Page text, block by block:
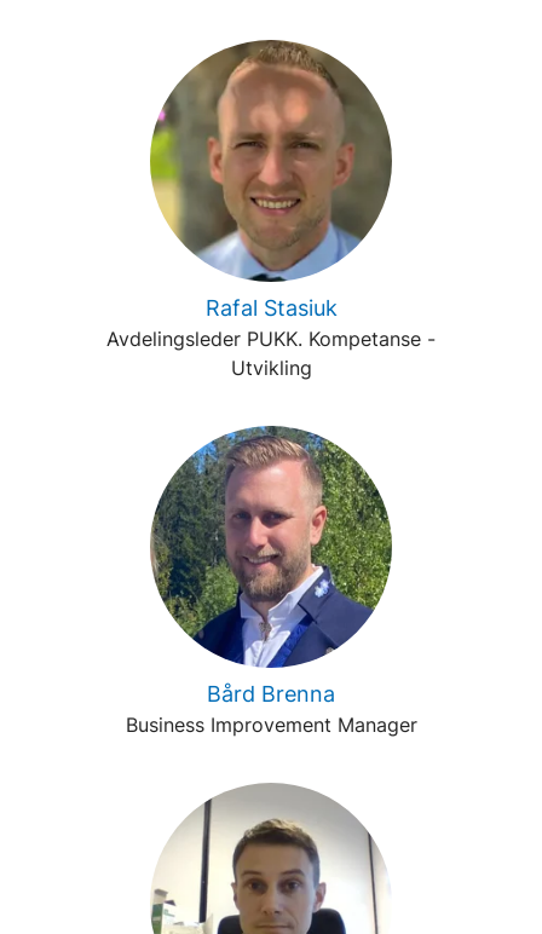
Rafal Stasiuk
Avdelingsleder PUKK. Kompetanse -
Utvikling
Bård Brenna
Business Improvement Manager